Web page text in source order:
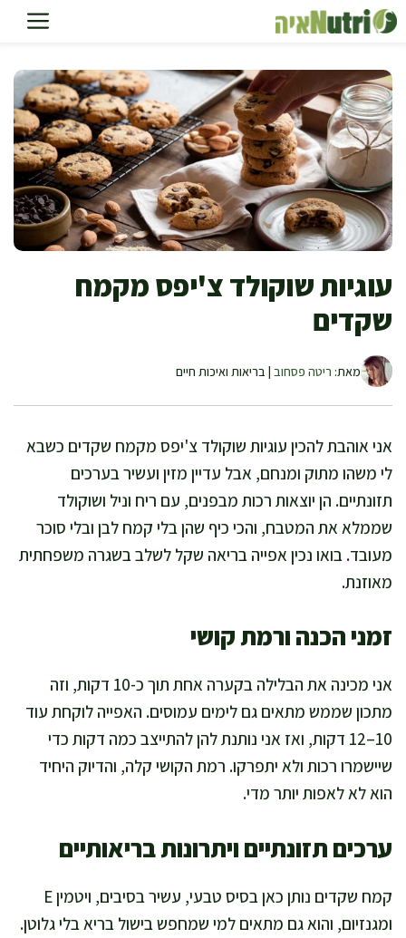
לדלג
לתוכן
עוגיות שוקולד צ'יפס מקמח
שקדים
מאת: ריטה פסחוב | בריאות ואיכות חיים
אני אוהבת להכין עוגיות שוקולד צ'יפס מקמח שקדים כשבא
לי משהו מתוק ומנחם, אבל עדיין מזין ועשיר בערכים
תזונתיים. הן יוצאות רכות מבפנים, עם ריח וניל ושוקולד
שממלא את המטבח, והכי כיף שהן בלי קמח לבן ובלי סוכר
מעובד. בואו נכין אפייה בריאה שקל לשלב בשגרה משפחתית
מאוזנת.
זמני הכנה ורמת קושי
אני מכינה את הבלילה בקערה אחת תוך כ-10 דקות, וזה
מתכון שממש מתאים גם לימים עמוסים. האפייה לוקחת עוד
10–12 דקות, ואז אני נותנת להן להתייצב כמה דקות כדי
שיישמרו רכות ולא יתפרקו. רמת הקושי קלה, והדיוק היחיד
הוא לא לאפות יותר מדי.
ערכים תזונתיים ויתרונות בריאותיים
קמח שקדים נותן כאן בסיס טבעי, עשיר בסיבים, ויטמין E
ומגנזיום, והוא גם מתאים למי שמחפש בישול בריא בלי גלוטן.